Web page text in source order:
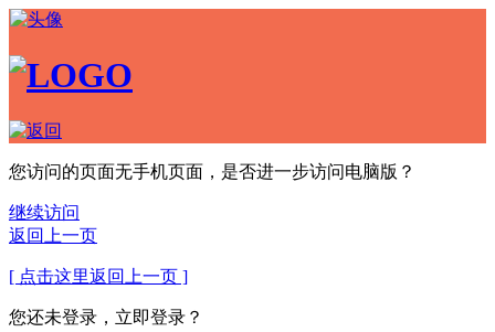
您访问的页面无手机页面，是否进一步访问电脑版？
继续访问
返回上一页
[ 点击这里返回上一页 ]
您还未登录，立即登录？